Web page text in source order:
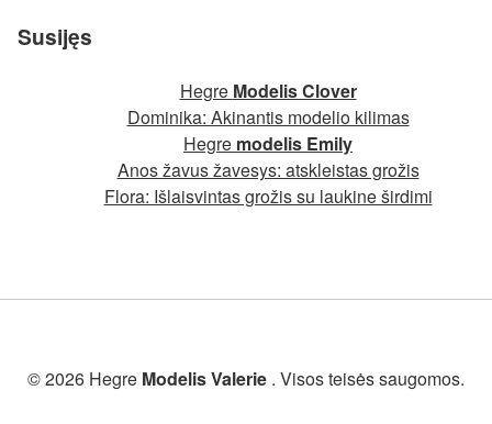
Susijęs
Hegre Modelis Clover
Dominika: Akinantis modelio kilimas
Hegre modelis Emily
Anos žavus žavesys: atskleistas grožis
Flora: Išlaisvintas grožis su laukine širdimi
© 2026 Hegre Modelis Valerie . Visos teisės saugomos.